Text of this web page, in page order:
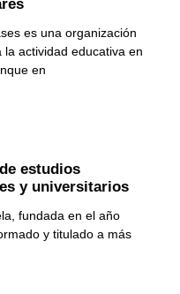
es una organización
la actividad educativa en
en
estudios
y universitarios
fundada en el año
y titulado a más